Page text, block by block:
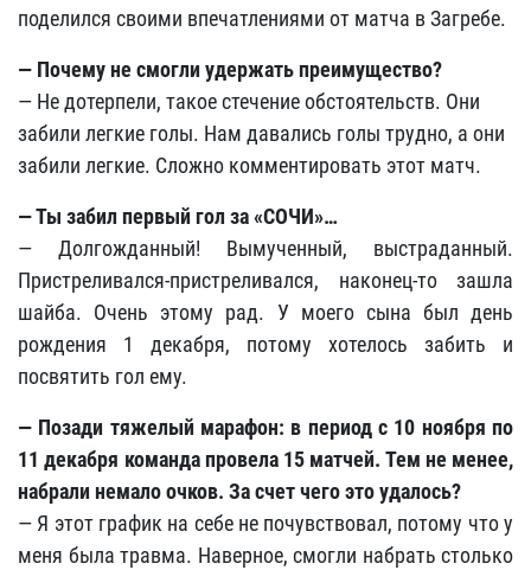
поделился своими впечатлениями от матча в Загребе.
— Почему не смогли удержать преимущество?
— Не дотерпели, такое стечение обстоятельств. Они
забили легкие голы. Нам давались голы трудно, а они
забили легкие. Сложно комментировать этот матч.
— Ты забил первый гол за «СОЧИ»…
— Долгожданный! Вымученный, выстраданный.
Пристреливался-пристреливался, наконец-то зашла
шайба. Очень этому рад. У моего сына был день
рождения 1 декабря, потому хотелось забить и
посвятить гол ему.
— Позади тяжелый марафон: в период с 10 ноября по
11 декабря команда провела 15 матчей. Тем не менее,
набрали немало очков. За счет чего это удалось?
— Я этот график на себе не почувствовал, потому что у
меня была травма. Наверное, смогли набрать столько